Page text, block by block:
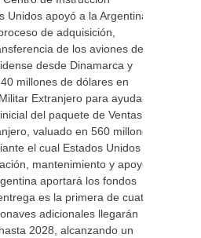
Unidos apoyó a la Argentina
de adquisición,
de los aviones de
desde Dinamarca y
millones de dólares en
Extranjero para ayudar
del paquete de Ventas
valuado en 560 millones
el cual Estados Unidos
mantenimiento y apoyo
aportará los fondos
es la primera de cuatro
adicionales llegarán
2028, alcanzando un